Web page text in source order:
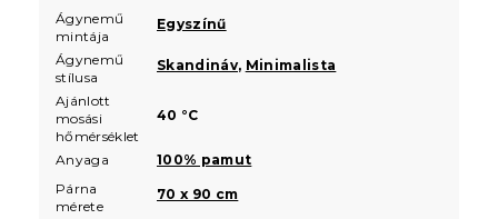
Ágynemű
mintája
Egyszínű
Ágynemű
stílusa
Skandináv, Minimalista
Ajánlott
mosási
hőmérséklet
40 °C
Anyaga
100% pamut
Párna
mérete
70 x 90 cm